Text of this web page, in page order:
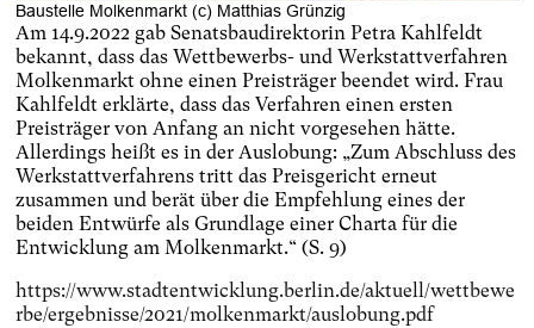
Baustelle Molkenmarkt (c) Matthias Grünzig
Am 14.9.2022 gab Senatsbaudirektorin Petra Kahlfeldt
bekannt, dass das Wettbewerbs- und Werkstattverfahren
Molkenmarkt ohne einen Preisträger beendet wird. Frau
Kahlfeldt erklärte, dass das Verfahren einen ersten
Preisträger von Anfang an nicht vorgesehen hätte.
Allerdings heißt es in der Auslobung: „Zum Abschluss des
Werkstattverfahrens tritt das Preisgericht erneut
zusammen und berät über die Empfehlung eines der
beiden Entwürfe als Grundlage einer Charta für die
Entwicklung am Molkenmarkt.“ (S. 9)
https://www.stadtentwicklung.berlin.de/aktuell/wettbewe
rbe/ergebnisse/2021/molkenmarkt/auslobung.pdf